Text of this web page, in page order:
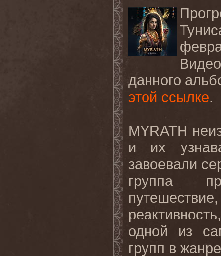
данного
этой ссылке.
MYRATH
и их
завоевали
группа
одной из
групп в